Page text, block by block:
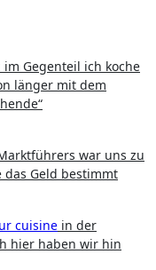
Gegenteil ich koche
länger mit dem
war uns zu
das Geld bestimmt
cuisine in der
hier haben wir hin